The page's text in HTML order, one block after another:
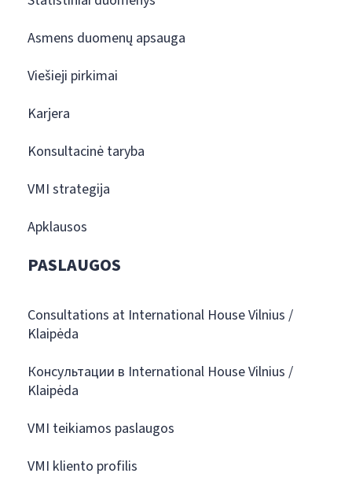
Asmens duomenų apsauga
Viešieji pirkimai
Karjera
Konsultacinė taryba
VMI strategija
Apklausos
PASLAUGOS
Consultations at International House Vilnius /
Klaipėda
Консультации в International House Vilnius /
Klaipėda
VMI teikiamos paslaugos
VMI kliento profilis